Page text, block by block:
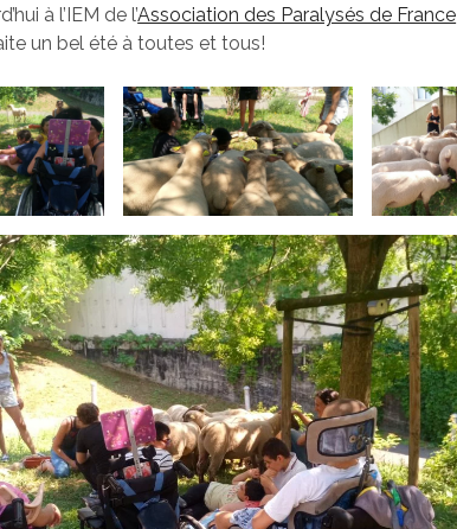
à l’IEM de l’Association des Paralysés de France
un bel été à toutes et tous!